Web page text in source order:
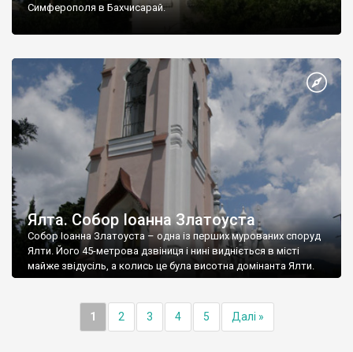
Симферополя в Бахчисарай.
Ялта. Собор Іоанна Златоуста
Собор Іоанна Златоуста – одна із перших мурованих споруд
Ялти. Його 45-метрова дзвіниця і нині видніється в місті
майже звідусіль, а колись це була висотна домінанта Ялти.
1 2 3 4 5 Далі »